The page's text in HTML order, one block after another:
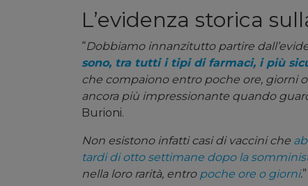
L’evidenza storica
“Dobbiamo innanzitutto partire
sono, tra tutti i tipi di farmaci, i più
che compaiono entro poche ore, giorni
ancora più impressionante quando
Burioni.
Non esistono infatti casi di vaccini che
tardi di otto settimane dopo la
nella loro rarità, entro poche ore o giorni.”